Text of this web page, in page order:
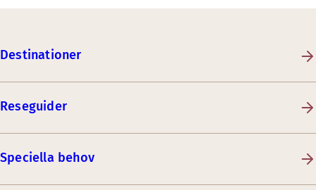
Destinationer
Reseguider
Speciella behov